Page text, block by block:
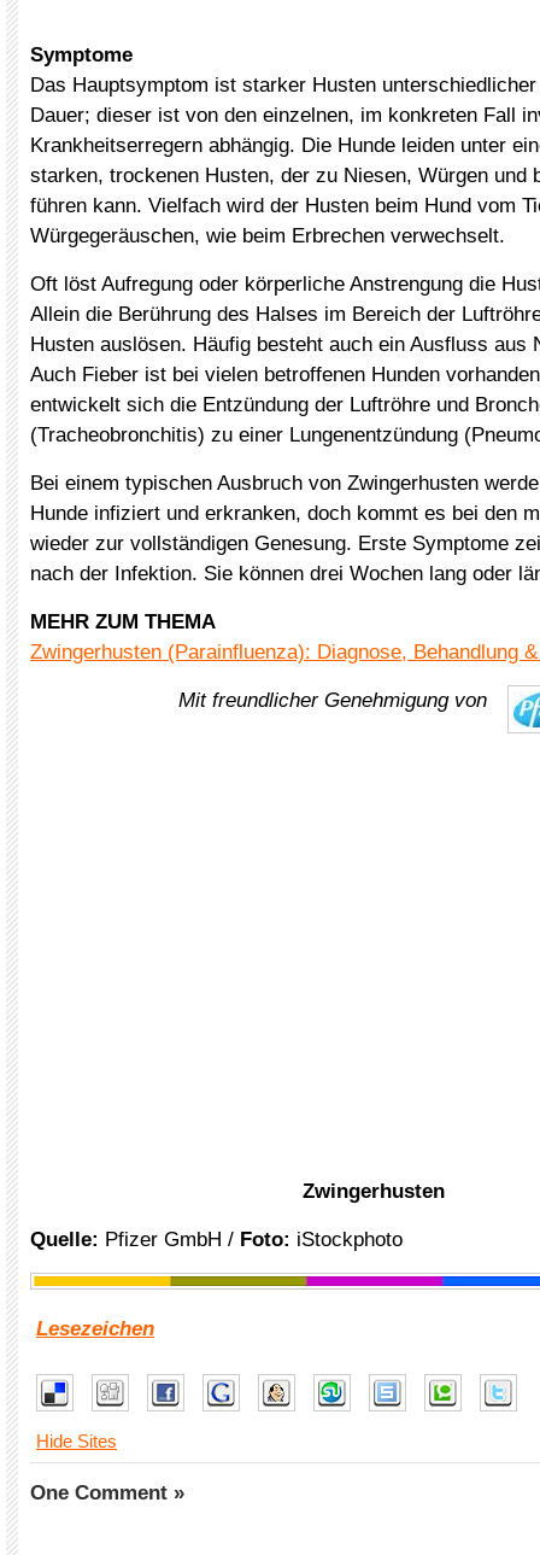
Symptome
Das Hauptsymptom ist starker Husten
Dauer; dieser ist von den einzelnen, im konkreten Fall
Krankheitserregern abhängig. Die Hunde leiden unter
starken, trockenen Husten, der zu Niesen, Würgen und
führen kann. Vielfach wird der Husten beim Hund vom
Würgegeräuschen, wie beim Erbrechen verwechselt.
Oft löst Aufregung oder körperliche Anstrengung die
Allein die Berührung des Halses im Bereich der
Husten auslösen. Häufig besteht auch ein Ausfluss aus
Auch Fieber ist bei vielen betroffenen Hunden
entwickelt sich die Entzündung der Luftröhre und
(Tracheobronchitis) zu einer Lungenentzündung
Bei einem typischen Ausbruch von Zwingerhusten
Hunde infiziert und erkranken, doch kommt es bei den
wieder zur vollständigen Genesung. Erste Symptome
nach der Infektion. Sie können drei Wochen lang oder
MEHR ZUM THEMA
Zwingerhusten (Parainfluenza): Diagnose, Behandlung
Mit freundlicher Genehmigung von
Zwingerhusten
Quelle: Pfizer GmbH / Foto: iStockphoto
Lesezeichen
Hide Sites
One Comment »